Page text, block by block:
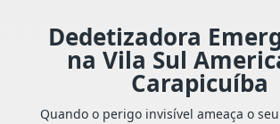
Dedetizadora
na Vila Sul
Carapicuíba
Quando o perigo invisível ameaça o